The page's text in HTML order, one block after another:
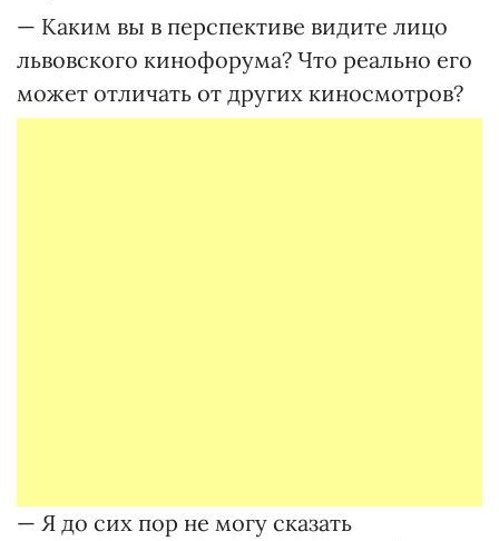
— Каким вы в перспективе видите лицо
львовского кинофорума? Что реально его
может отличать от других киносмотров?
— Я до сих пор не могу сказать